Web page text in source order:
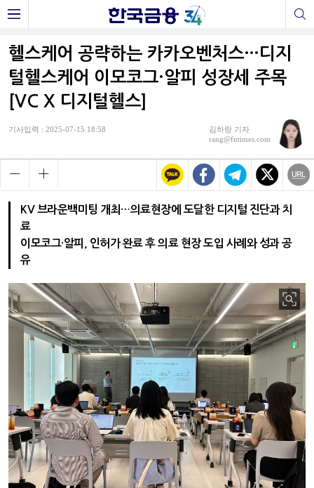
헬스케어 공략하는 카카오벤처스…디지
털헬스케어 이모코그·알피 성장세 주목
[VC X 디지털헬스]
기사입력 : 2025-07-15 18:58
김하랑 기자
rang@fntimes.com
KV 브라운백미팅 개최…의료현장에 도달한 디지털 진단과 치
료
이모코그·알피, 인허가 완료 후 의료 현장 도입 사례와 성과 공
유